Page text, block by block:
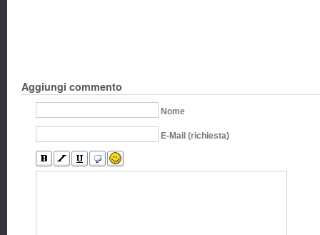
Aggiungi commento
Nome
E-Mail (richiesta)